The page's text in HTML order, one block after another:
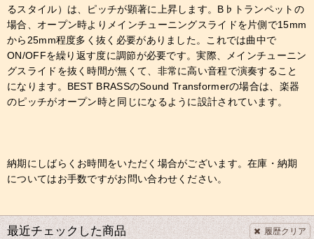
るスタイル）は、ピッチが顕著に上昇します。B♭トランペットの
場合、オープン時よりメインチューニングスライドを片側で15mm
から25mm程度多く抜く必要がありました。これでは曲中で
ON/OFFを繰り返す度に調節が必要です。実際、メインチューニン
グスライドを抜く時間が無くて、非常に高い音程で演奏すること
になります。BEST BRASSのSound Transformerの場合は、楽器
のピッチがオープン時と同じになるように設計されています。
納期にしばらくお時間をいただく場合がございます。在庫・納期
についてはお手数ですがお問い合わせください。
最近チェックした商品 履歴クリア